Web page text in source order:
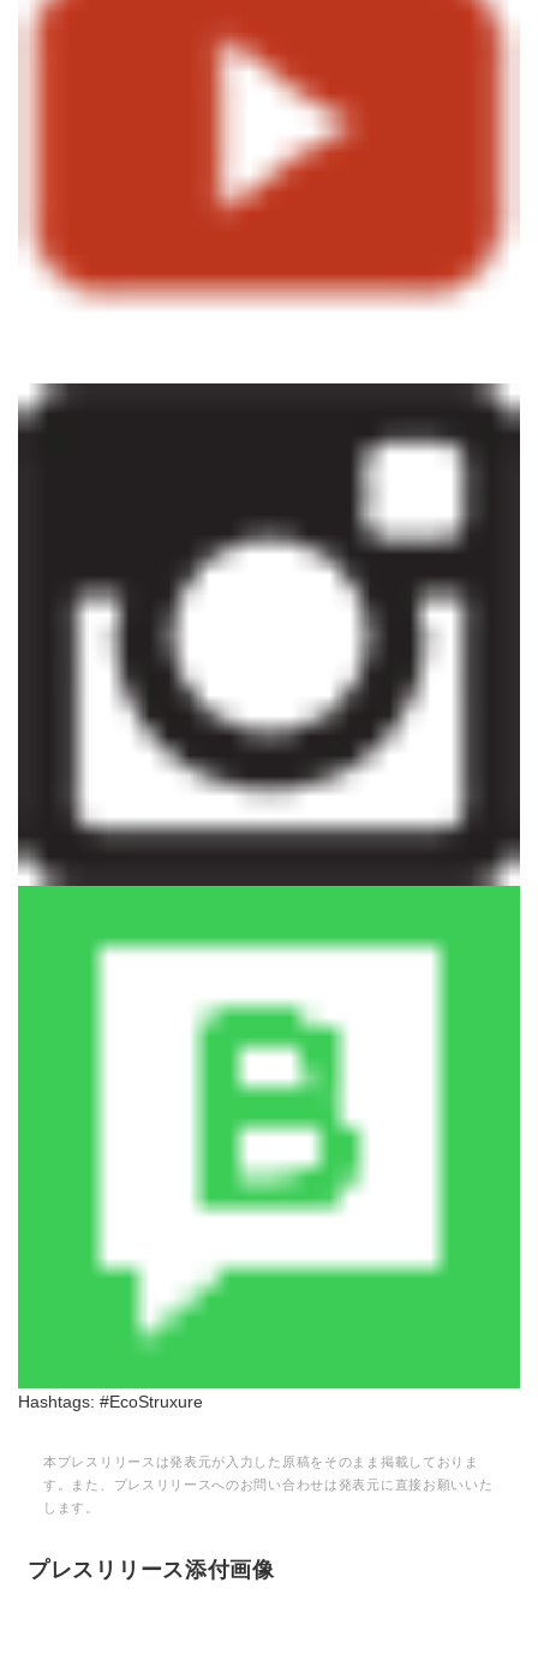
Hashtags: #EcoStruxure
本プレスリリースは発表元が入力した原稿をそのまま掲載しておりま
す。また、プレスリリースへのお問い合わせは発表元に直接お願いいた
します。
プレスリリース添付画像